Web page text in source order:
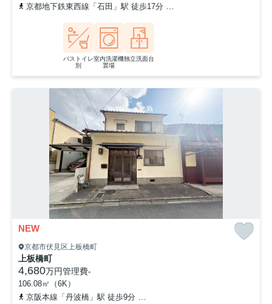
京都地下鉄東西線「石田」駅 徒歩17分
バストイレ
別
室内洗濯機
置場
独立洗面台
NEW
京都市伏見区上板橋町
上板橋町
4,680万円管理費-
106.08㎡（6K）
京阪本線「丹波橋」駅 徒歩9分